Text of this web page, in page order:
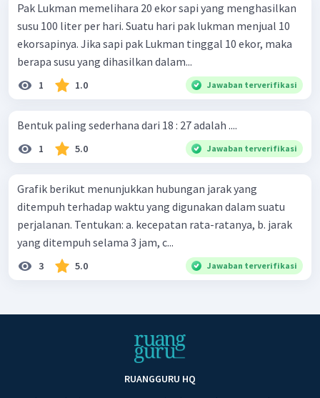
Pak Lukman memelihara 20 ekor sapi yang menghasilkan
susu 100 liter per hari. Suatu hari pak lukman menjual 10
ekorsapinya. Jika sapi pak Lukman tinggal 10 ekor, maka
berapa susu yang dihasilkan dalam...
1 1.0 Jawaban terverifikasi
Bentuk paling sederhana dari 18 : 27 adalah ....
1 5.0 Jawaban terverifikasi
Grafik berikut menunjukkan hubungan jarak yang
ditempuh terhadap waktu yang digunakan dalam suatu
perjalanan. Tentukan: a. kecepatan rata-ratanya, b. jarak
yang ditempuh selama 3 jam, c...
3 5.0 Jawaban terverifikasi
RUANGGURU HQ